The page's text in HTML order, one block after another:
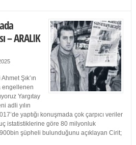
– ARALIK
Şık’ın
engellenen
Yargıtay
adli yılın
yaptığı konuşmada çok çarpıcı veriler
istatistiklerine göre 80 milyonluk
şüpheli bulunduğunu açıklayan Cirit;